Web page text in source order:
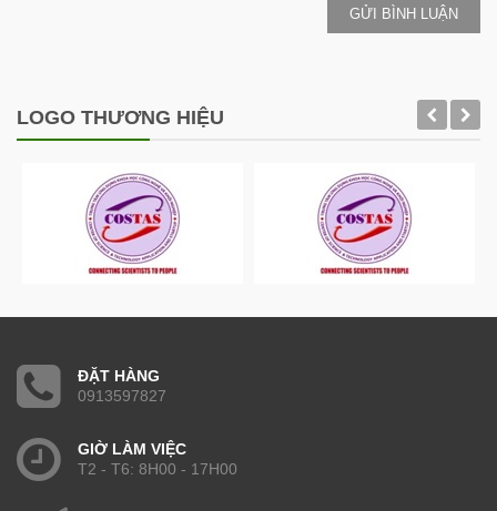
GỬI BÌNH LUẬN
LOGO THƯƠNG HIỆU
ĐẶT HÀNG
0913597827
GIỜ LÀM VIỆC
T2 - T6: 8H00 - 17H00